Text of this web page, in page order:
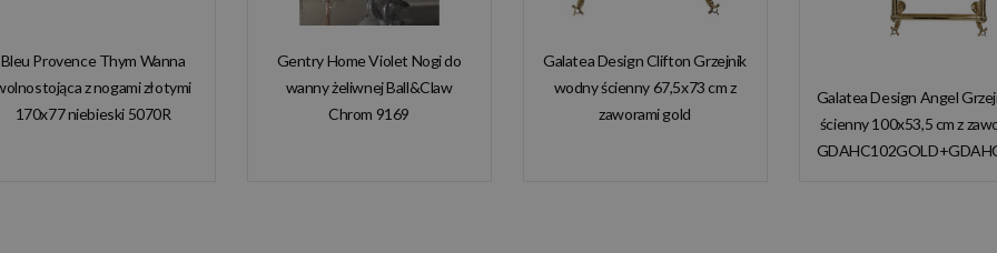
Bleu Provence Thym Wanna
z nogami złotymi
170x77 niebieski 5070R
Gentry Home Violet Nogi do
wanny żeliwnej Ball&Claw
Chrom 9169
Galatea Design Clifton Grzejnik
wodny ścienny 67,5x73 cm z
zaworami gold
Galatea Design Angel
ścienny 100x53,5 cm z